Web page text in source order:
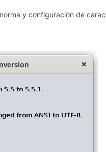
y configuración de